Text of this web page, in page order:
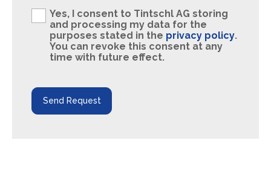
Yes, I consent to Tintschl AG storing
and processing my data for the
purposes stated in the privacy policy.
You can revoke this consent at any
time with future effect.